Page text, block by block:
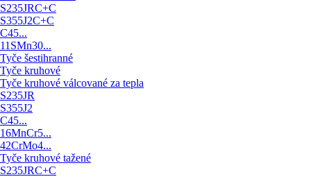
S235JRC+C
S355J2C+C
C45...
11SMn30...
Tyče šestihranné
Tyče kruhové
Tyče kruhové válcované za tepla
S235JR
S355J2
C45...
16MnCr5...
42CrMo4...
Tyče kruhové tažené
S235JRC+C